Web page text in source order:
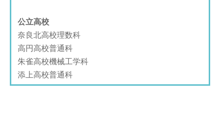
公立高校
奈良北高校理数科
高円高校普通科
朱雀高校機械工学科
添上高校普通科